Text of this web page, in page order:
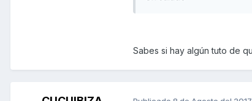
Sabes si hay algún tuto de